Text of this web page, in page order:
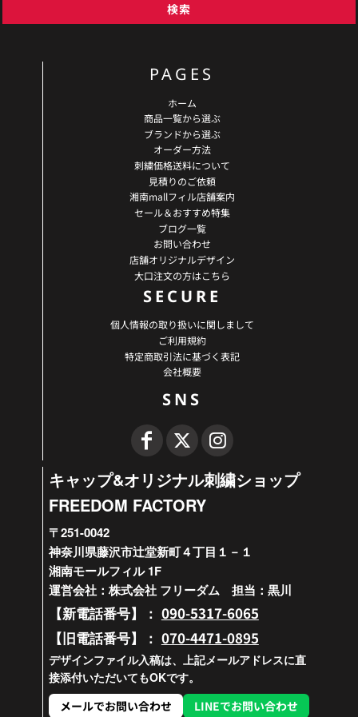
検索
PAGES
ホーム
商品一覧から選ぶ
ブランドから選ぶ
オーダー方法
刺繍価格送料について
見積りのご依頼
湘南mallフィル店舗案内
セール＆おすすめ特集
ブログ一覧
お問い合わせ
店舗オリジナルデザイン
大口注文の方はこちら
SECURE
個人情報の取り扱いに関しまして
ご利用規約
特定商取引法に基づく表記
会社概要
SNS
キャップ&オリジナル刺繍ショップ
FREEDOM FACTORY
〒251-0042
神奈川県藤沢市辻堂新町４丁目１－１
湘南モールフィル 1F
運営会社：株式会社 フリーダム 担当：黒川
【新電話番号】： 090-5317-6065
【旧電話番号】： 070-4471-0895
デザインファイル入稿は、上記メールアドレスに直
接添付いただいてもOKです。
メールでお問い合わせ
LINEでお問い合わせ